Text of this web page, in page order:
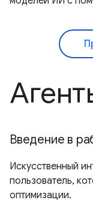
Введение в
Искусственный
пользователь,
оптимизации.